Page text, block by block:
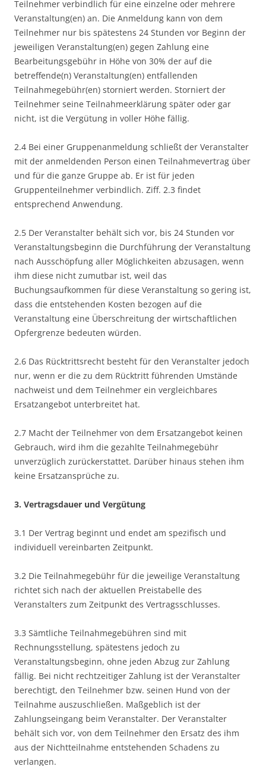
Teilnehmer verbindlich für eine einzelne oder mehrere
Veranstaltung(en) an. Die Anmeldung kann von dem
Teilnehmer nur bis spätestens 24 Stunden vor Beginn der
jeweiligen Veranstaltung(en) gegen Zahlung eine
Bearbeitungsgebühr in Höhe von 30% der auf die
betreffende(n) Veranstaltung(en) entfallenden
Teilnahmegebühr(en) storniert werden. Storniert der
Teilnehmer seine Teilnahmeerklärung später oder gar
nicht, ist die Vergütung in voller Höhe fällig.
2.4 Bei einer Gruppenanmeldung schließt der Veranstalter
mit der anmeldenden Person einen Teilnahmevertrag über
und für die ganze Gruppe ab. Er ist für jeden
Gruppenteilnehmer verbindlich. Ziff. 2.3 findet
entsprechend Anwendung.
2.5 Der Veranstalter behält sich vor, bis 24 Stunden vor
Veranstaltungsbeginn die Durchführung der Veranstaltung
nach Ausschöpfung aller Möglichkeiten abzusagen, wenn
ihm diese nicht zumutbar ist, weil das
Buchungsaufkommen für diese Veranstaltung so gering ist,
dass die entstehenden Kosten bezogen auf die
Veranstaltung eine Überschreitung der wirtschaftlichen
Opfergrenze bedeuten würden.
2.6 Das Rücktrittsrecht besteht für den Veranstalter jedoch
nur, wenn er die zu dem Rücktritt führenden Umstände
nachweist und dem Teilnehmer ein vergleichbares
Ersatzangebot unterbreitet hat.
2.7 Macht der Teilnehmer von dem Ersatzangebot keinen
Gebrauch, wird ihm die gezahlte Teilnahmegebühr
unverzüglich zurückerstattet. Darüber hinaus stehen ihm
keine Ersatzansprüche zu.
3. Vertragsdauer und Vergütung
3.1 Der Vertrag beginnt und endet am spezifisch und
individuell vereinbarten Zeitpunkt.
3.2 Die Teilnahmegebühr für die jeweilige Veranstaltung
richtet sich nach der aktuellen Preistabelle des
Veranstalters zum Zeitpunkt des Vertragsschlusses.
3.3 Sämtliche Teilnahmegebühren sind mit
Rechnungsstellung, spätestens jedoch zu
Veranstaltungsbeginn, ohne jeden Abzug zur Zahlung
fällig. Bei nicht rechtzeitiger Zahlung ist der Veranstalter
berechtigt, den Teilnehmer bzw. seinen Hund von der
Teilnahme auszuschließen. Maßgeblich ist der
Zahlungseingang beim Veranstalter. Der Veranstalter
behält sich vor, von dem Teilnehmer den Ersatz des ihm
aus der Nichtteilnahme entstehenden Schadens zu
verlangen.